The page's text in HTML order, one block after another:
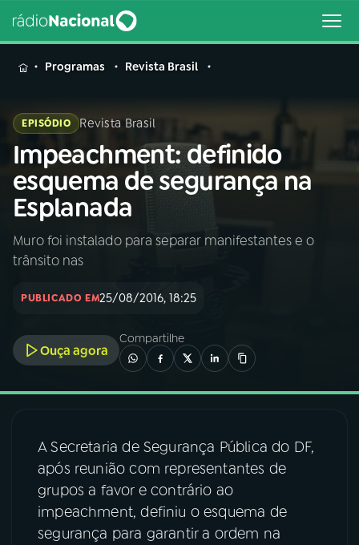
MENU
Buscar
na
Rádio
Nacional
Buscar
AO VIVO
INÍCIO
A RÁDIO
03PROGRAMAÇÃO
04PROGRAMAS
PODCASTS
Programas Revista Brasil
EPISÓDIO Revista Brasil
Impeachment: definido
esquema de segurança na
Esplanada
Muro foi instalado para separar manifestantes e o
trânsito nas
PUBLICADO EM25/08/2016, 18:25
Ouça agora
Compartilhe
A Secretaria de Segurança Pública do DF,
após reunião com representantes de
grupos a favor e contrário ao
impeachment, definiu o esquema de
segurança para garantir a ordem na